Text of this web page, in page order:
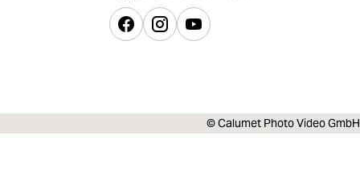
© Calumet Photo Video GmbH